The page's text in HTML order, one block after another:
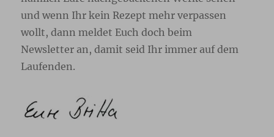
und wenn Ihr kein Rezept mehr verpassen
wollt, dann meldet Euch doch beim
Newsletter an, damit seid Ihr immer auf dem
Laufenden.